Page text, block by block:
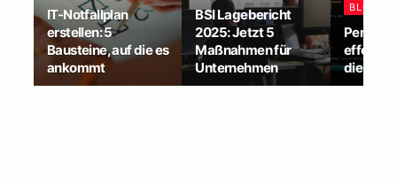
IT-Notfallplan
erstellen: 5
Bausteine, auf die es
ankommt
BSI Lagebericht
2025: Jetzt 5
Maßnahmen für
Unternehmen
BLOG-
effektiv:
die